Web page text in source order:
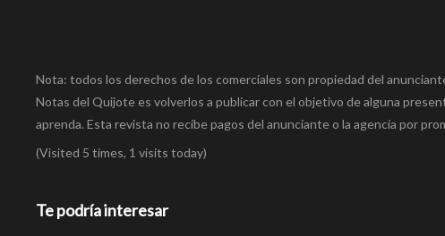
Nota: todos los derechos de los comerciales son propiedad del
Notas del Quijote es volverlos a publicar con el objetivo de alguna
aprenda. Esta revista no recibe pagos del anunciante o la agencia por
(Visited 5 times, 1 visits today)
Te podría interesar